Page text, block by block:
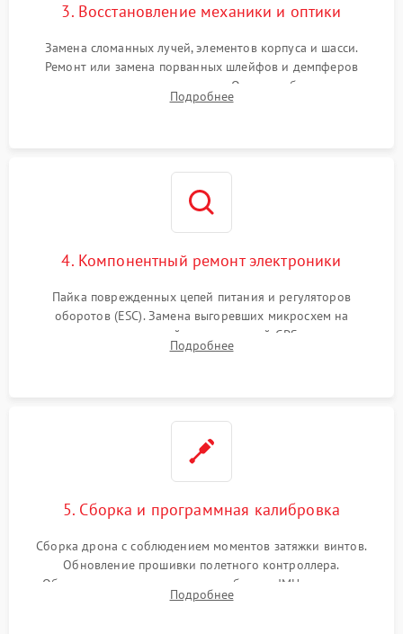
3. Восстановление механики и оптики
Замена сломанных лучей, элементов корпуса и шасси.
Ремонт или замена порванных шлейфов и демпферов
трехосевого подвеса камеры. Очистка объектива,
восстановление механизма фокусировки. Установка новых
Подробнее
4. Компонентный ремонт электроники
Пайка поврежденных цепей питания и регуляторов
оборотов (ESC). Замена выгоревших микросхем на
материнской плате, модулей GPS
Подробнее
5. Сборка и программная калибровка
Сборка дрона с соблюдением моментов затяжки винтов.
Обновление прошивки полетного контроллера.
Обязательная программная калибровка IMU-сенсоров,
компаса, датчиков позиционирования и горизонта подвеса
Подробнее